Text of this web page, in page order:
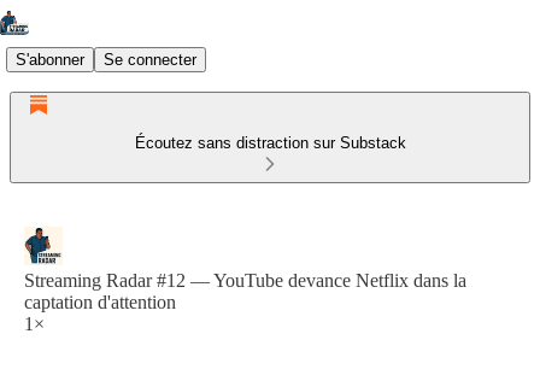
S'abonner Se connecter
Écoutez sans distraction sur Substack
Streaming Radar #12 — YouTube devance Netflix dans la
captation d'attention
1×